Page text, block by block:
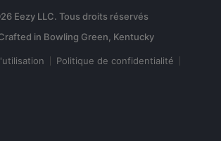
Eezy LLC. Tous droits réservés
Politique de confidentialité